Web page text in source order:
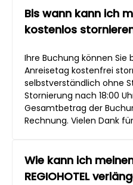
Bis wann kann ich
kostenlos
Ihre Buchung können Sie
Anreisetag kostenfrei
selbstverständlich ohne
Stornierung nach 18:00
Gesamtbetrag der
Rechnung. Vielen Dank
Wie kann ich
REGIOHOTEL